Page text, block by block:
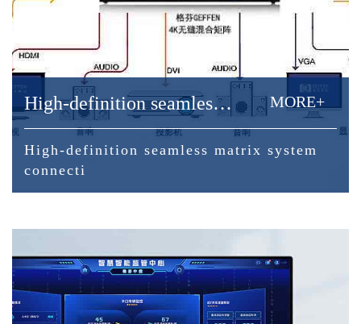
High-definition seamless matrix system connection MORE+
High-definition seamless matrix system
connecti